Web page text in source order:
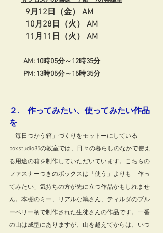
9月12日 （金）
AM
10月28日
（火）
AM
11月11日 （火） AM
AM: 10時05分～12時35分
PM: 13時05分～15時35分
２.　作ってみたい、使ってみたい作品
を
「毎日つかう箱」づくりをモットーにしている
boxstudio85の教室では、日々の暮らしのなかで使え
る用途の箱を制作していただいています。こちらの
ファスナーつきのボックスは「使う」よりも「作っ
てみたい」気持ちの方が先に立つ作品かもしれませ
ん。本棚のミー、リアルな鳩さん、ティルダのブル
ーベリー柄で制作された生徒さんの作品です。一番
の山は成型にありますが、山を越えてからは、いつ